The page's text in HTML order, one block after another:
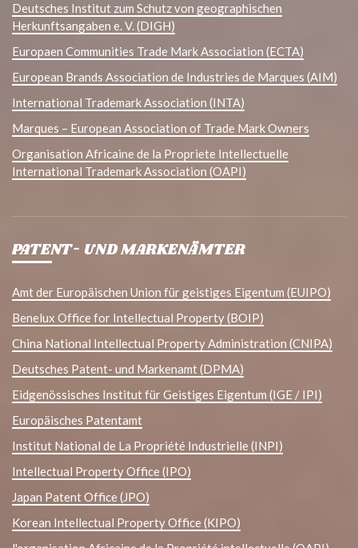
Deutsches Institut zum Schutz von geographischen
Herkunftsangaben e. V. (DIGH)
Europaen Communities Trade Mark Association (ECTA)
European Brands Association de Industries de Marques (AIM)
International Trademark Association (INTA)
Marques – European Association of Trade Mark Owners
Organisation Africaine de la Propriete Intellectuelle
International Trademark Association (OAPI)
PATENT- UND MARKENÄMTER
Amt der Europäischen Union für geistiges Eigentum (EUIPO)
Benelux Office for Intellectual Property (BOIP)
China National Intellectual Property Administration (CNIPA)
Deutsches Patent- und Markenamt (DPMA)
Eidgenössisches Institut für Geistiges Eigentum (IGE / IPI)
Europäisches Patentamt
Institut National de La Propriété Industrielle (INPI)
Intellectual Property Office (IPO)
Japan Patent Office (JPO)
Korean Intellectual Property Office (KIPO)